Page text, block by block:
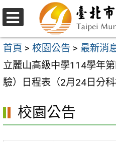
跳
至
主
要
內
區
選
單
首頁 > 校園公告 > 最新消
立麗山高級中學114學年
驗）日程表（2月24日分科
校園公告